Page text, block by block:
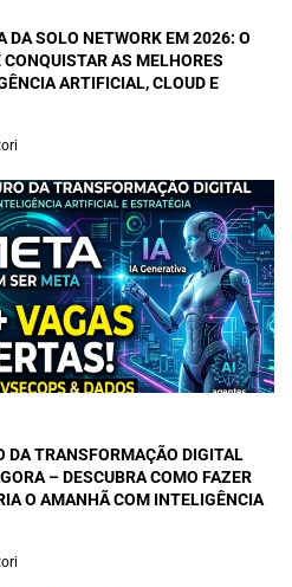
DA SOLO NETWORK EM 2026: O
AS MELHORES
ARTIFICIAL, CLOUD E
DA TRANSFORMAÇÃO DIGITAL
– DESCUBRA COMO FAZER
O AMANHÃ COM INTELIGÊNCIA